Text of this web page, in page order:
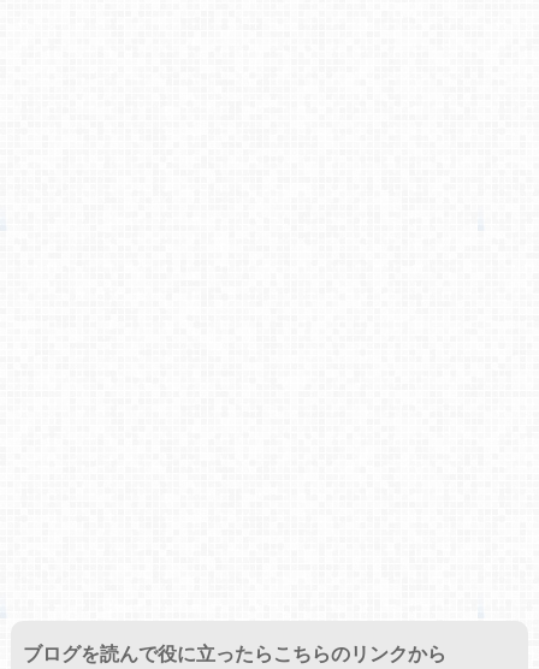
ブログを読んで役に立ったらこちらのリンクから